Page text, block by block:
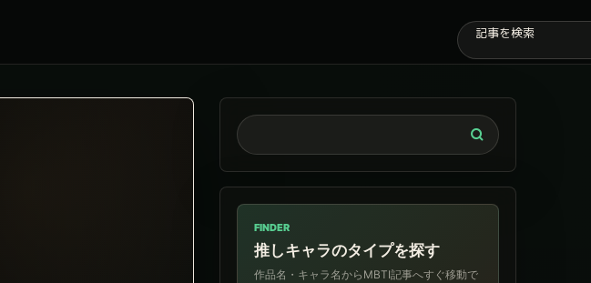
FINDER
推しキャラのタイプを探す
作品名・キャラ名からMBTI記事へすぐ移動で